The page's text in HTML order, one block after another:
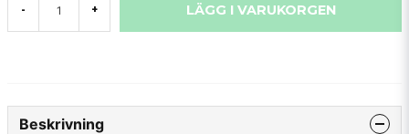
- + LÄGG I VARUKORGEN
Beskrivning